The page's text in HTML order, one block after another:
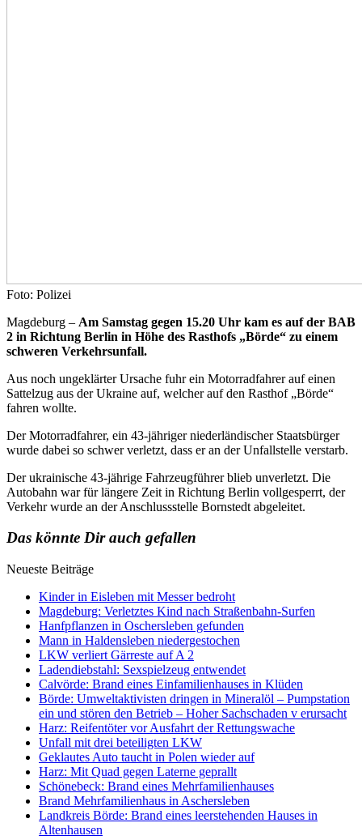
Foto: Polizei
Magdeburg – Am Samstag gegen 15.20 Uhr kam es auf der BAB
2 in Richtung Berlin in Höhe des Rasthofs „Börde“ zu einem
schweren Verkehrsunfall.
Aus noch ungeklärter Ursache fuhr ein Motorradfahrer auf einen
Sattelzug aus der Ukraine auf, welcher auf den Rasthof „Börde“
fahren wollte.
Der Motorradfahrer, ein 43-jähriger niederländischer Staatsbürger
wurde dabei so schwer verletzt, dass er an der Unfallstelle verstarb.
Der ukrainische 43-jährige Fahrzeugführer blieb unverletzt. Die
Autobahn war für längere Zeit in Richtung Berlin vollgesperrt, der
Verkehr wurde an der Anschlussstelle Bornstedt abgeleitet.
Das könnte Dir auch gefallen
Neueste Beiträge
Kinder in Eisleben mit Messer bedroht
Magdeburg: Verletztes Kind nach Straßenbahn-Surfen
Hanfpflanzen in Oschersleben gefunden
Mann in Haldensleben niedergestochen
LKW verliert Gärreste auf A 2
Ladendiebstahl: Sexspielzeug entwendet
Calvörde: Brand eines Einfamilienhauses in Klüden
Börde: Umweltaktivisten dringen in Mineralöl – Pumpstation
ein und stören den Betrieb – Hoher Sachschaden v erursacht
Harz: Reifentöter vor Ausfahrt der Rettungswache
Unfall mit drei beteiligten LKW
Geklautes Auto taucht in Polen wieder auf
Harz: Mit Quad gegen Laterne geprallt
Schönebeck: Brand eines Mehrfamilienhauses
Brand Mehrfamilienhaus in Aschersleben
Landkreis Börde: Brand eines leerstehenden Hauses in
Altenhausen